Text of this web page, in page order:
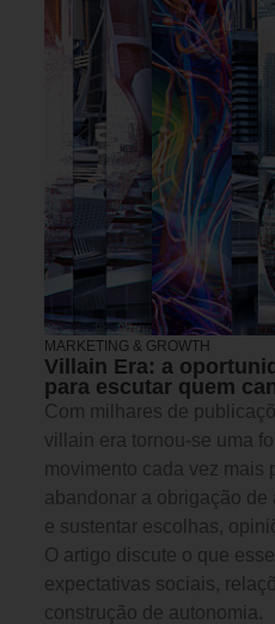
MARKETING & GROWTH
Villain Era: a
para escutar quem
Com milhares de
villain era tornou-se uma
movimento cada vez mais
abandonar a obrigação de
e sustentar escolhas,
O artigo discute o que
expectativas sociais,
construção de autonomia.